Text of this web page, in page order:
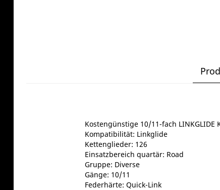
Kostengünstige 10/11-fach LINKGLIDE
Kompatibilität: Linkglide
Kettenglieder: 126
Einsatzbereich quartär: Road
Gruppe: Diverse
Gänge: 10/11
Federhärte: Quick-Link